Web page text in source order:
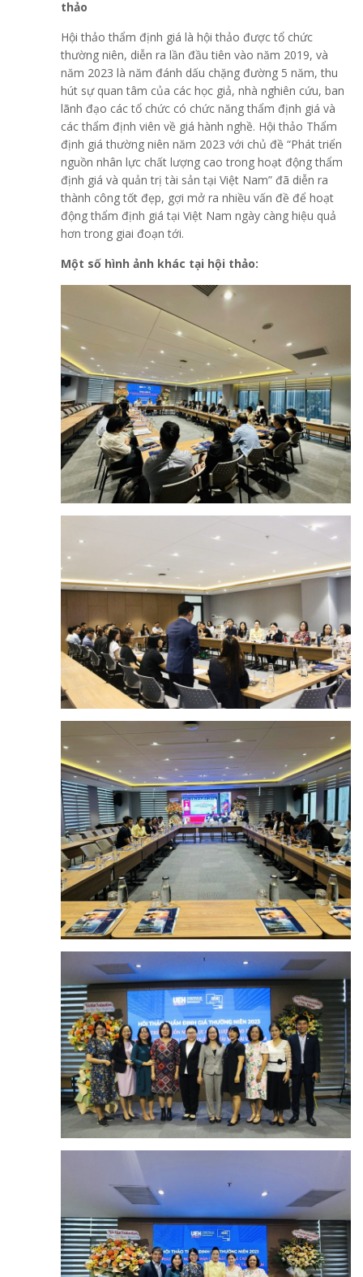
thảo
Hội thảo thẩm định giá là hội thảo được tổ chức
thường niên, diễn ra lần đầu tiên vào năm 2019, và
năm 2023 là năm đánh dấu chặng đường 5 năm, thu
hút sự quan tâm của các học giả, nhà nghiên cứu, ban
lãnh đạo các tổ chức có chức năng thẩm định giá và
các thẩm định viên về giá hành nghề. Hội thảo Thẩm
định giá thường niên năm 2023 với chủ đề “Phát triển
nguồn nhân lực chất lượng cao trong hoạt động thẩm
định giá và quản trị tài sản tại Việt Nam” đã diễn ra
thành công tốt đẹp, gợi mở ra nhiều vấn đề để hoạt
động thẩm định giá tại Việt Nam ngày càng hiệu quả
hơn trong giai đoạn tới.
Một số hình ảnh khác tại hội thảo: